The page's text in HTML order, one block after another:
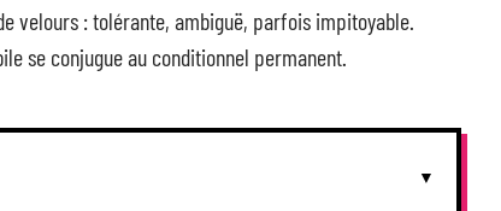
velours : tolérante, ambiguë, parfois impitoyable.
se conjugue au conditionnel permanent.